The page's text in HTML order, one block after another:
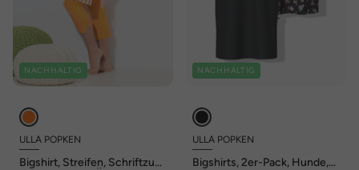
NACHHALTIG
ULLA POPKEN
Bigshirt, Streifen, Schriftzug,
NACHHALTIG
ULLA POPKEN
Bigshirts, 2er-Pack, Hunde,